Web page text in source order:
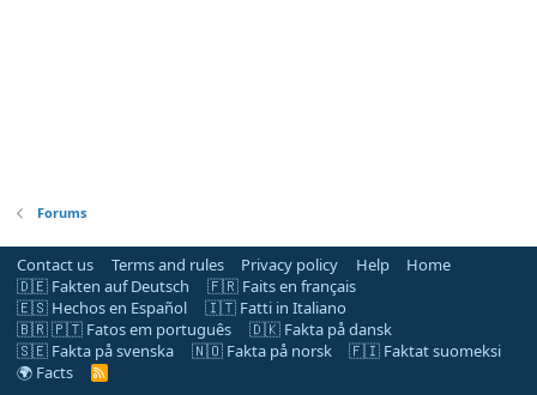
Forums
Contact us Terms and rules Privacy policy Help
Home
🇩🇪 Fakten auf Deutsch
🇫🇷 Faits en français
🇪🇸 Hechos en Español
🇮🇹 Fatti in Italiano
🇧🇷 🇵🇹 Fatos em português
🇩🇰 Fakta på dansk
🇸🇪 Fakta på svenska
🇳🇴 Fakta på norsk
🇫🇮 Faktat suomeksi
🌍 Facts
R